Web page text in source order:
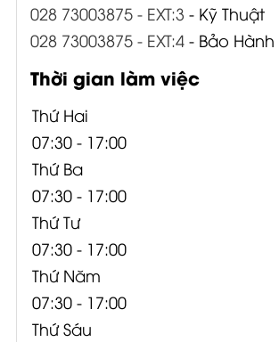
028 73003875 - EXT:3 - Kỹ Thuật
028 73003875 - EXT:4- Bảo Hành
Thời gian làm việc
Thứ Hai
07:30 - 17:00
Thứ Ba
07:30 - 17:00
Thứ Tư
07:30 - 17:00
Thứ Năm
07:30 - 17:00
Thứ Sáu